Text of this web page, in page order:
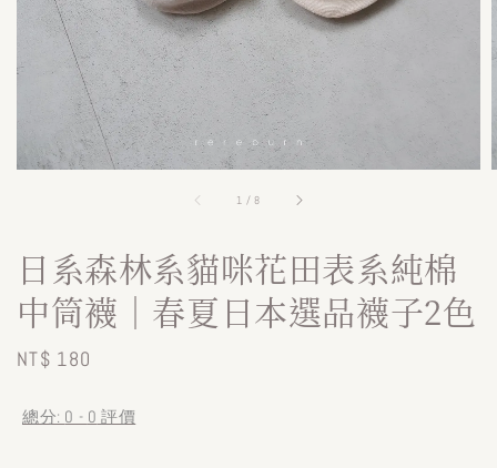
1 /8
日系森林系貓咪花田表系純棉
中筒襪｜春夏日本選品襪子2色
Regular
NT$ 180
總分: 0 - 0 評價